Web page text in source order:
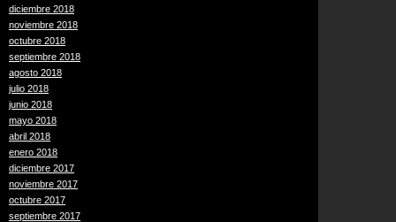
diciembre 2018
noviembre 2018
octubre 2018
septiembre 2018
agosto 2018
julio 2018
junio 2018
mayo 2018
abril 2018
enero 2018
diciembre 2017
noviembre 2017
octubre 2017
septiembre 2017